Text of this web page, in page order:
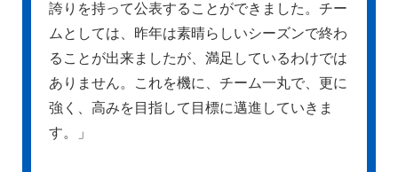
誇りを持って公表することができました。チー
ムとしては、昨年は素晴らしいシーズンで終わ
ることが出来ましたが、満足しているわけでは
ありません。これを機に、チーム一丸で、更に
強く、高みを目指して目標に邁進していきま
す。」